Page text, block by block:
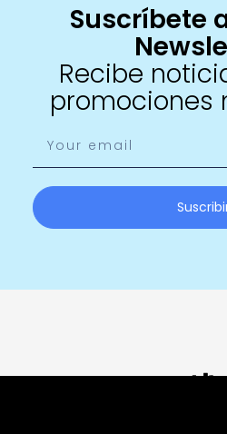
Suscríbete
Recibe
promociones